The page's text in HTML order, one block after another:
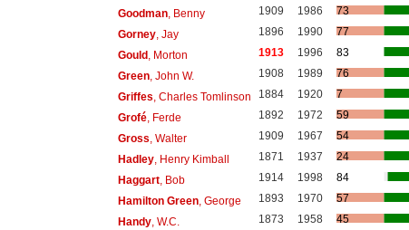
Goodman, Benny 1909 1986
73
Gorney, Jay 1896 1990
77
Gould, Morton 1913 1996
83
Green, John W. 1908 1989
76
Griffes , Charles Tomlinson 1884 1920
7
Grofé, Ferde 1892 1972
59
Gross , Walter 1909 1967
54
Hadley, Henry Kimball 1871 1937
24
Haggart, Bob 1914 1998
84
Hamilton Green, George 1893 1970
57
Handy, W.C. 1873 1958 45